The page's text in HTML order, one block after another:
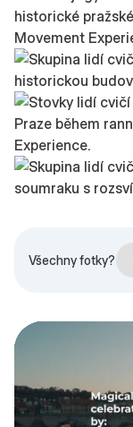
Všechny fotky?